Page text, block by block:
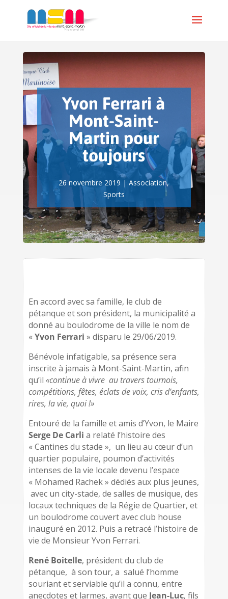
Yvon Ferrari à
Mont-Saint-
Martin pour
toujours
26 novembre 2019 |Association,
Sports
En accord avec sa famille, le club de
pétanque et son président, la municipalité a
donné au boulodrome de la ville le nom de
«Yvon Ferrari » disparu le 29/06/2019.
Bénévole infatigable, sa présence sera
inscrite à jamais à Mont-Saint-Martin, afin
qu’il «continue à vivre au travers tournois,
compétitions, fêtes, éclats de voix, cris d’enfants,
rires, la vie, quoi !»
Entouré de la famille et amis d’Yvon, le Maire
Serge De Carli a relaté l’histoire des
« Cantines du stade », un lieu au cœur d’un
quartier populaire, poumon d’activités
intenses de la vie locale devenu l’espace
« Mohamed Rachek » dédiés aux plus jeunes,
avec un city-stade, de salles de musique, des
locaux techniques de la Régie de Quartier, et
un boulodrome couvert avec club house
inauguré en 2012. Puis a retracé l’histoire de
vie de Monsieur Yvon Ferrari.
René Boitelle, président du club de
pétanque, à son tour, a salué l’homme
souriant et serviable qu’il a connu, entre
anecdotes et larmes, avant que Jean-Luc, fils